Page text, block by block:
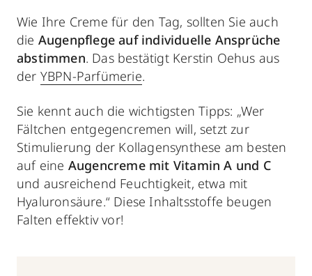
Wie Ihre Creme für den Tag, sollten Sie auch
die Augenpflege auf individuelle Ansprüche
abstimmen. Das bestätigt Kerstin Oehus aus
der YBPN-Parfümerie.
Sie kennt auch die wichtigsten Tipps: „Wer
Fältchen entgegencremen will, setzt zur
Stimulierung der Kollagensynthese am besten
auf eine Augencreme mit Vitamin A und C
und ausreichend Feuchtigkeit, etwa mit
Hyaluronsäure.“ Diese Inhaltsstoffe beugen
Falten effektiv vor!